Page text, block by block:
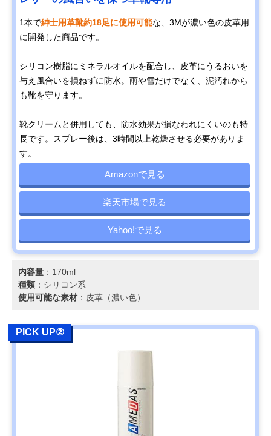
1本で紳士用革靴約18足に使用可能な、3Mが濃い色の皮革用
に開発した商品です。
シリコン樹脂にミネラルオイルを配合し、皮革にうるおいを
与え風合いを損ねずに防水。雨や雪だけでなく、泥汚れから
も靴を守ります。
靴クリームと併用しても、防水効果が損なわれにくいのも特
長です。スプレー後は、3時間以上乾燥させる必要がありま
す。
Amazonで見る
楽天市場で見る
Yahoo!で見る
内容量 ：170ml
種類 ：シリコン系
使用可能な素材 ：皮革（濃い色）
PICK UP②